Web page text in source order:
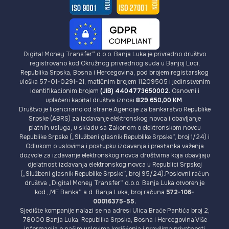
Digital Money Transfer“ d.o.o. Banja Luka je privredno društvo
registrovano kod Okružnog privrednog suda u Banjoj Luci,
Republika Srpska, Bosna i Hercegovina, pod brojem registarskog
uloška 57-01-0291-21, matičnim brojem 11209505 i jedinstvenim
identifikacionim brojem (JIB) 4404773650002. Osnovni i
uplaćeni kapital društva iznosi 829.650,00 KM.
Društvo je licencirano od strane Agencije za bankarstvo Republike
Srpske (ABRS) za izdavanje elektronskog novca i obavljanje
platnih usluga, u skladu sa Zakonom o elektronskom novcu
Republike Srpske („Službeni glasnik Republike Srpske“, broj 1/24) i
Odlukom o uslovima i postupku izdavanja i prestanka važenja
dozvole za izdavanje elektronskog novca društvima koja obavljaju
djelatnost izdavanja elektronskog novca u Republici Srpskoj
(„Službeni glasnik Republike Srpske“, broj 95/24).Poslovni račun
društva „Digital Money Transfer“ d.o.o. Banja Luka otvoren je
kod „MF Banka“ a.d. Banja Luka, broj računa 572-106-
00016375-55.
Sjedište kompanije nalazi se na adresi Ulica Braće Pantića broj 2,
78000 Banja Luka, Republika Srpska, Bosna i Hercegovina.Više